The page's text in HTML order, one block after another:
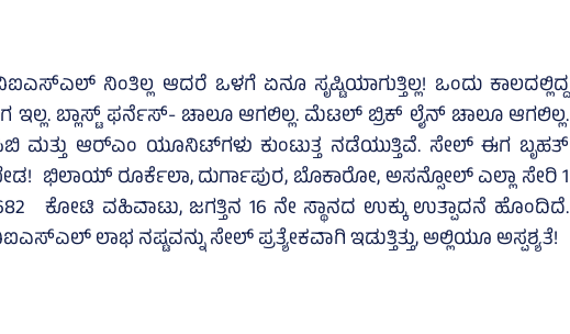
ನಿಂತಿಲ್ಲ ಆದರೆ ಒಳಗೆ ಏನೂ ಸೃಷ್ಟಿಯಾಗುತ್ತಿಲ್ಲ! ಒಂದು ಕಾಲದಲ್ಲಿದ್ದ
ಇಲ್ಲ. ಬ್ಲಾಸ್ಟ್ ಫರ್ನೆಸ್- ಚಾಲೂ ಆಗಲಿಲ್ಲ. ಮೆಟಲ್ ಬ್ರಿಕ್ ಲೈನ್ ಚಾಲೂ ಆಗಲಿಲ್ಲ.
ಮತ್ತು ಆರ್‌ಎಂ ಯೂನಿಟ್‌ಗಳು ಕುಂಟುತ್ತ ನಡೆಯುತ್ತಿವೆ. ಸೇಲ್ ಈಗ ಬೃಹತ್
ಭಿಲಾಯ್ ರೂರ್ಕೆಲಾ, ದುರ್ಗಾಪುರ, ಬೊಕಾರೋ, ಅಸನ್ಸೋಲ್ ಎಲ್ಲಾ ಸೇರಿ 1
ಕೋಟಿ ವಹಿವಾಟು, ಜಗತ್ತಿನ 16 ನೇ ಸ್ಥಾನದ ಉಕ್ಕು ಉತ್ಪಾದನೆ ಹೊಂದಿದೆ.
ಲಾಭ ನಷ್ಟವನ್ನು ಸೇಲ್ ಪ್ರತ್ಯೇಕವಾಗಿ ಇಡುತ್ತಿತ್ತು, ಅಲ್ಲಿಯೂ ಅಸ್ಪಶ್ಯತೆ!